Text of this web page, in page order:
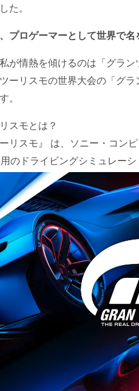
た。
プロゲーマーとして世界で名
が情熱を傾けるのは「グラン
ーリスモの世界大会の「グ
。
スモとは？
ーリスモ』 は、ソニー・コン
のドライビングシミュレーシ